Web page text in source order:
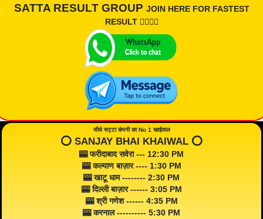
SATTA RESULT GROUP JOIN HERE FOR FASTEST
RESULT 👇🏾👇🏾
सीधे सट्टा कंपनी का No 1 खाईवाल
⭕️ SANJAY BHAI KHAIWAL ⭕️
🎰 फरीदाबाद सवेरा --- 12:30 PM
🎰 कल्याण बाज़ार ---- 1:30 PM
🎰 खाटू धाम -------- 2:30 PM
🎰 दिल्ली बाज़ार ------ 3:05 PM
🎰 श्री गणेश ------ 4:35 PM
🎰 करनाल ---------- 5:30 PM